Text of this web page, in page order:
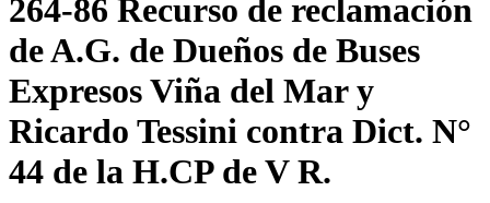
264-86 Recurso de reclamación
de A.G. de Dueños de Buses
Expresos Viña del Mar y
Ricardo Tessini contra Dict. N°
44 de la H.CP de V R.